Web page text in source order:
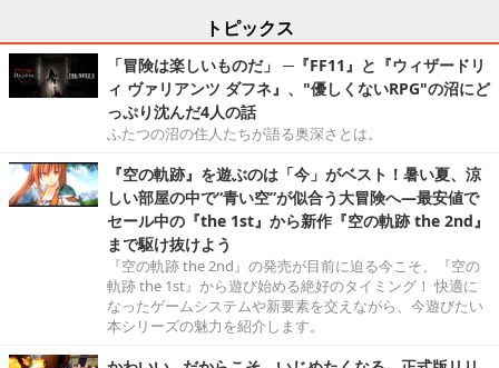
トピックス
「冒険は楽しいものだ」 ─『FF11』と『ウィザードリ
ィ ヴァリアンツ ダフネ』、"優しくないRPG"の沼にど
っぷり沈んだ4人の話
ふたつの沼の住人たちが語る奥深さとは。
『空の軌跡』を遊ぶのは「今」がベスト！暑い夏、涼
しい部屋の中で“青い空”が似合う大冒険へ―最安値で
セール中の『the 1st』から新作『空の軌跡 the 2nd』
まで駆け抜けよう
『空の軌跡 the 2nd』の発売が目前に迫る今こそ、『空の
軌跡 the 1st』から遊び始める絶好のタイミング！ 快適に
なったゲームシステムや新要素を交えながら、今遊びたい
本シリーズの魅力を紹介します。